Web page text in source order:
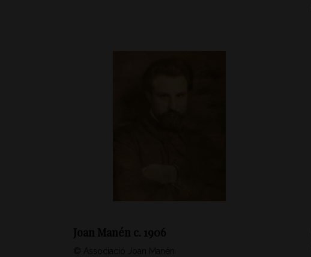
Joan Manén c. 1906
© Associació Joan Manén